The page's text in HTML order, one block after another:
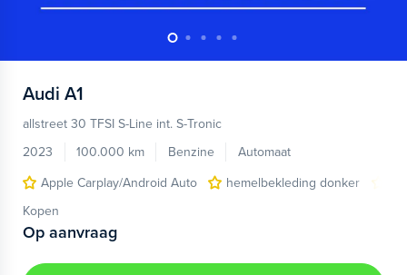
Audi A1
allstreet 30 TFSI S-Line int. S-Tronic
2023
100.000 km Benzine
Automaat
Apple Carplay/Android Auto
hemelbekleding donker
Kopen
Op aanvraag